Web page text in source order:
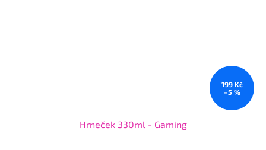
199 Kč
–5 %
Hrneček 330ml - Gaming